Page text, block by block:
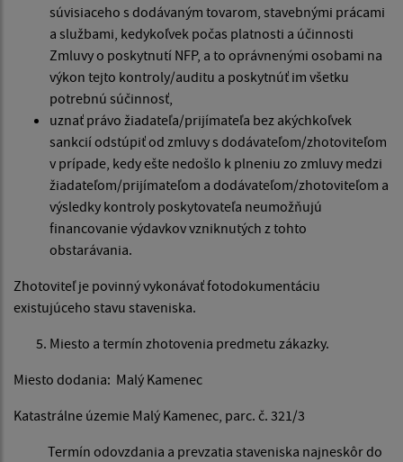
súvisiaceho s dodávaným tovarom, stavebnými prácami
a službami, kedykoľvek počas platnosti a účinnosti
Zmluvy o poskytnutí NFP, a to oprávnenými osobami na
výkon tejto kontroly/auditu a poskytnúť im všetku
potrebnú súčinnosť,
uznať právo žiadateľa/prijímateľa bez akýchkoľvek
sankcií odstúpiť od zmluvy s dodávateľom/zhotoviteľom
v prípade, kedy ešte nedošlo k plneniu zo zmluvy medzi
žiadateľom/prijímateľom a dodávateľom/zhotoviteľom a
výsledky kontroly poskytovateľa neumožňujú
financovanie výdavkov vzniknutých z tohto
obstarávania.
Zhotoviteľ je povinný vykonávať fotodokumentáciu
existujúceho stavu staveniska.
Miesto a termín zhotovenia predmetu zákazky.
Miesto dodania: Malý Kamenec
Katastrálne územie Malý Kamenec, parc. č. 321/3
Termín odovzdania a prevzatia staveniska najneskôr do